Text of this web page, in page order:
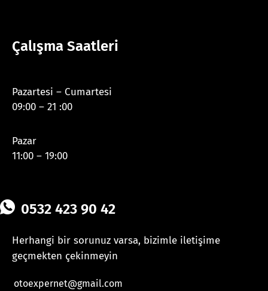
Çalışma Saatleri
Pazartesi – Cumartesi
09:00 – 21 :00
Pazar
11:00 – 19:00
0532 423 90 42
Herhangi bir sorunuz varsa, bizimle iletişime
geçmekten çekinmeyin
otoexpernet@gmail.com